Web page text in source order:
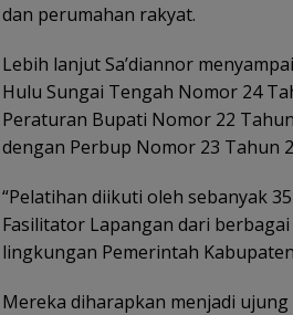
dan perumahan rakyat.
Lebih lanjut Sa’diannor
Hulu Sungai Tengah Nomor 24
Peraturan Bupati Nomor 22
dengan Perbup Nomor 23 Tahun
“Pelatihan diikuti oleh sebanyak
Fasilitator Lapangan dari
lingkungan Pemerintah
Mereka diharapkan menjadi